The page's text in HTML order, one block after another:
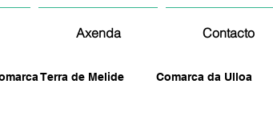
Axenda Contacto
Terra de Melide Comarca da Ulloa